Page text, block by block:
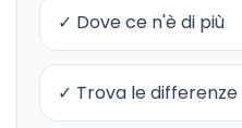
✓ Dove ce n'è di più
✓ Trova le differenze